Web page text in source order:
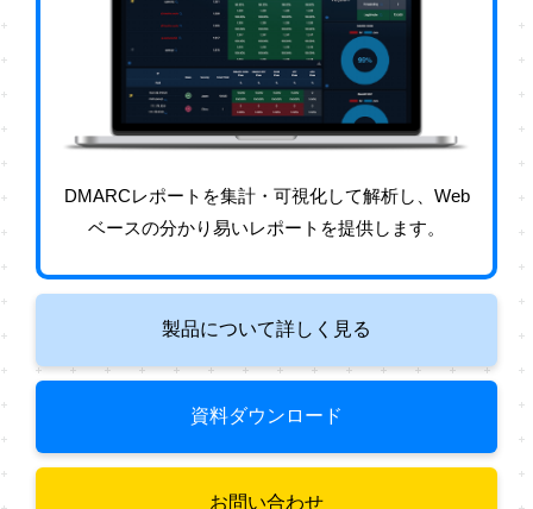
DMARCレポートを集計・可視化して解析し、Web
ベースの分かり易いレポートを提供します。
製品について詳しく見る
資料ダウンロード
お問い合わせ